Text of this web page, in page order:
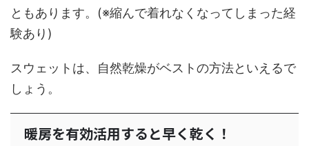
ともあります。(※縮んで着れなくなってしまった経
験あり)
スウェットは、自然乾燥がベストの方法といえるで
しょう。
暖房を有効活用すると早く乾く！